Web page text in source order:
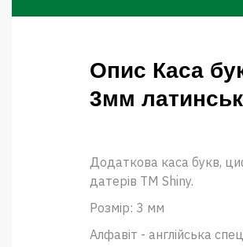
Опис Каса
3мм
Додаткова каса букв,
датерів ТМ Shiny.
Розмір: 3 мм
Алфавіт - англійська